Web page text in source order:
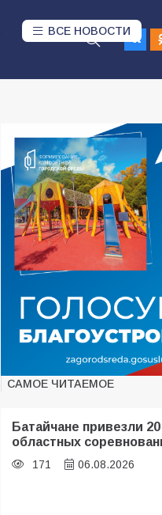
ВСЕ НОВОСТИ
САМОЕ ЧИТАЕМОЕ
Батайчане привезли
областных
171 06.08.2026